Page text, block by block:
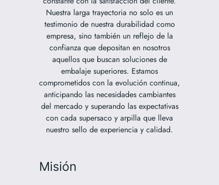
Nuestra larga trayectoria no solo es un
testimonio de nuestra durabilidad como
empresa, sino también un reflejo de la
confianza que depositan en nosotros
aquellos que buscan soluciones de
embalaje superiores. Estamos
comprometidos con la evolución continua,
anticipando las necesidades cambiantes
del mercado y superando las expectativas
con cada supersaco y arpilla que lleva
nuestro sello de experiencia y calidad.
Misión